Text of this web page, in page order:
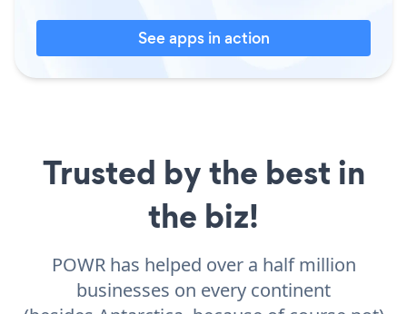
See apps in action
Trusted by the best in
the biz!
POWR has helped over a half million
businesses on every continent